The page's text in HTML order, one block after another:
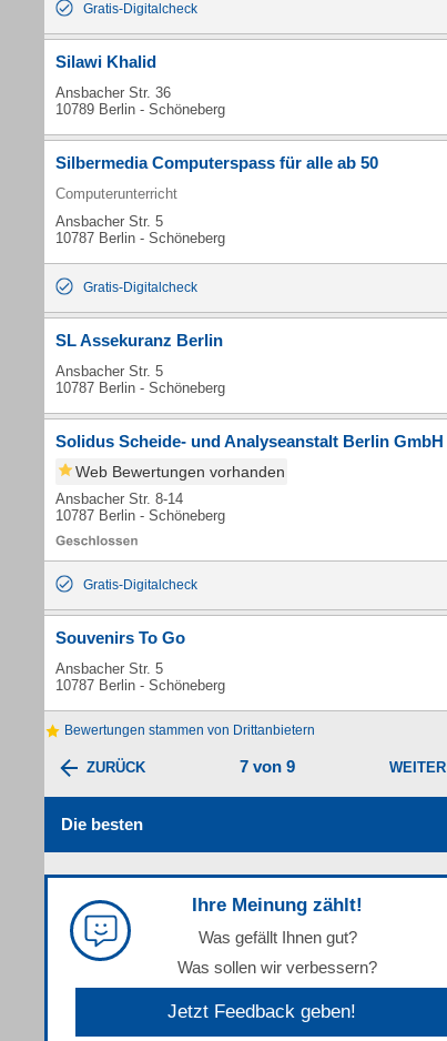
Gratis-Digitalcheck
Silawi Khalid
Ansbacher Str. 36
10789 Berlin - Schöneberg
Silbermedia Computerspass für alle ab 50
Computerunterricht
Ansbacher Str. 5
10787 Berlin - Schöneberg
Gratis-Digitalcheck
SL Assekuranz Berlin
Ansbacher Str. 5
10787 Berlin - Schöneberg
Solidus Scheide- und Analyseanstalt Berlin GmbH
Web Bewertungen vorhanden
Ansbacher Str. 8-14
10787 Berlin - Schöneberg
Gratis-Digitalcheck
Souvenirs To Go
Ansbacher Str. 5
10787 Berlin - Schöneberg
Bewertungen stammen von Drittanbietern
ZURÜCK 7 von 9 WEITER
Die besten
Ihre Meinung zählt!
Was gefällt Ihnen gut?
Was sollen wir verbessern?
Jetzt Feedback geben!